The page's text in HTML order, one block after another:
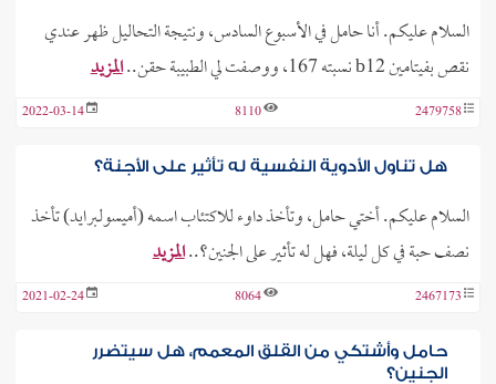
السلام عليكم. أنا حامل في الأسبوع السادس، ونتيجة التحاليل ظهر عندي
نقص بفيتامين b12 نسبته 167، ووصفت لي الطبيبة حقن..
المزيد
2479758
8110
2022-03-14
هل تناول الأدوية النفسية له تأثير على الأجنة؟
السلام عليكم. أختي حامل، وتأخذ داوء للاكتئاب اسمه (أميسولبرايد) تأخذ
نصف حبة في كل ليلة، فهل له تأثير على الجنين؟..المزيد
2467173
8064
2021-02-24
حامل وأشتكي من القلق المعمم، هل سيتضرر
الجنين؟